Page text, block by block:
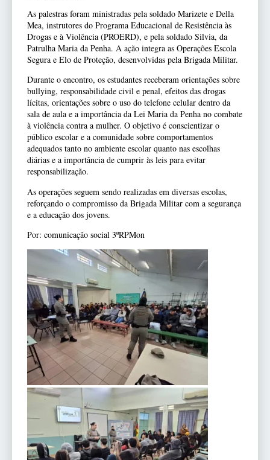
As palestras foram ministradas pela soldado Marizete e Della
Mea, instrutores do Programa Educacional de Resistência às
Drogas e à Violência (PROERD), e pela soldado Silvia, da
Patrulha Maria da Penha. A ação integra as Operações Escola
Segura e Elo de Proteção, desenvolvidas pela Brigada Militar.
Durante o encontro, os estudantes receberam orientações sobre
bullying, responsabilidade civil e penal, efeitos das drogas
lícitas, orientações sobre o uso do telefone celular dentro da
sala de aula e a importância da Lei Maria da Penha no combate
à violência contra a mulher. O objetivo é conscientizar o
público escolar e a comunidade sobre comportamentos
adequados tanto no ambiente escolar quanto nas escolhas
diárias e a importância de cumprir às leis para evitar
responsabilização.
As operações seguem sendo realizadas em diversas escolas,
reforçando o compromisso da Brigada Militar com a segurança
e a educação dos jovens.
Por: comunicação social 3ºRPMon